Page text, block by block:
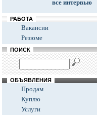
все интервью
РАБОТА
Вакансии
Резюме
ПОИСК
ОБЪЯВЛЕНИЯ
Продам
Куплю
Услуги